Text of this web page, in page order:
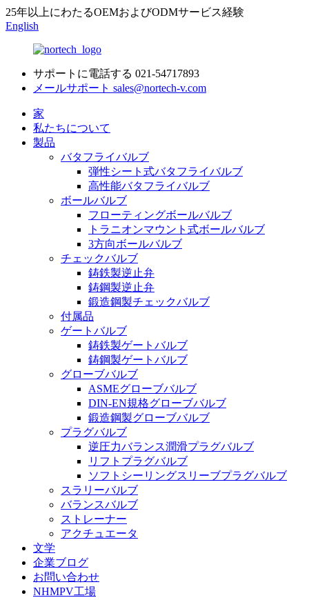
25年以上にわたるOEMおよびODMサービス経験
English
サポートに電話する 021-54717893
メールサポート sales@nortech-v.com
家
私たちについて
製品
バタフライバルブ
弾性シート式バタフライバルブ
高性能バタフライバルブ
ボールバルブ
フローティングボールバルブ
トラニオンマウント式ボールバルブ
3方向ボールバルブ
チェックバルブ
鋳鉄製逆止弁
鋳鋼製逆止弁
鍛造鋼製チェックバルブ
付属品
ゲートバルブ
鋳鉄製ゲートバルブ
鋳鋼製ゲートバルブ
グローブバルブ
ASMEグローブバルブ
DIN-EN規格グローブバルブ
鍛造鋼製グローブバルブ
プラグバルブ
逆圧力バランス潤滑プラグバルブ
リフトプラグバルブ
ソフトシーリングスリーブプラグバルブ
スラリーバルブ
バランスバルブ
ストレーナー
アクチュエータ
文学
企業ブログ
お問い合わせ
NHMPV工場